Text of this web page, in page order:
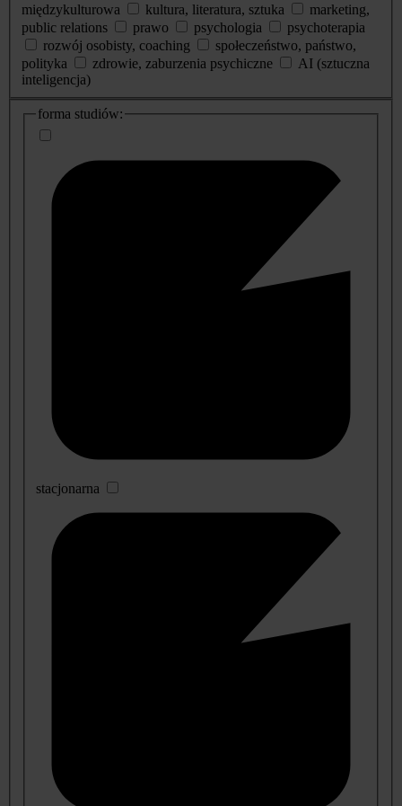
międzykulturowa
kultura, literatura, sztuka
marketing,
public relations
prawo psychologia
psychoterapia
rozwój osobisty, coaching
społeczeństwo, państwo,
polityka
zdrowie, zaburzenia psychiczne
AI (sztuczna
inteligencja)
dodatkowe
informacje
forma studiów:
stacjonarna